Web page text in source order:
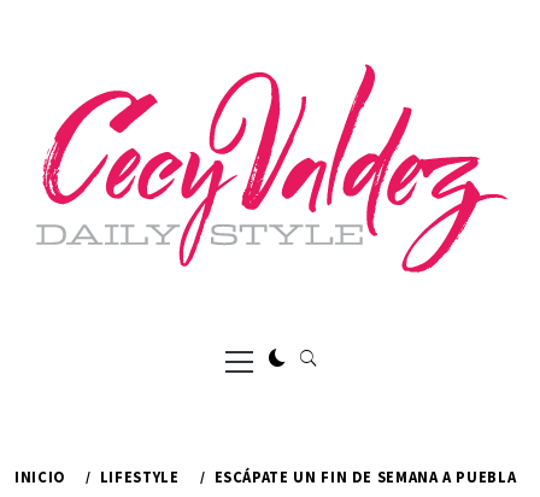
Menú
principal
INICIO LIFESTYLE ESCÁPATE UN FIN DE SEMANA A PUEBLA